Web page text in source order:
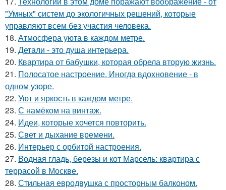
"Умных" систем до экологичных решений, которые
управляют всем без участия человека.
18. Атмосфера уюта в каждом метре.
19. Детали - это душа интерьера.
20. Квартира от бабушки, которая обрела вторую жизнь.
21. Полосатое настроение. Иногда вдохновение - в
одном узоре.
22. Уют и яркость в каждом метре.
23. С намёком на винтаж.
24. Идеи, которые хочется повторить.
25. Свет и дыхание времени.
26. Интерьер с орбитой настроения.
27. Водная гладь, березы и кот Марсель: квартира с
террасой в Москве.
28. Стильная евродвушка с просторным балконом.